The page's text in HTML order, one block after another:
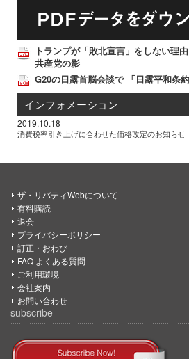
トランプが「敗北宣言」をしない理
共産党の影
G20の日露首脳会談で 「日露平和条
インフォメーション
2019.10.18
消費税率引き上げに合わせた価格改定のお知らせ
ザ・リバティWebについて
有料購読
退会
プライバシーポリシー
訂正・おわび
FAQ よくある質問
ご利用環境
会社案内
お問い合わせ
subscribe